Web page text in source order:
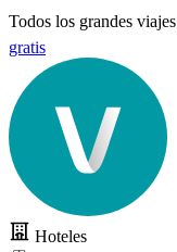
Todos los grandes viajes
gratis
Hoteles